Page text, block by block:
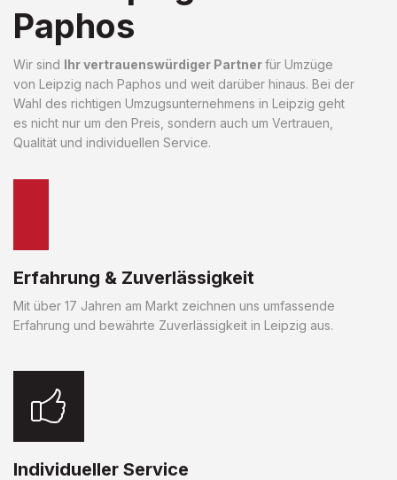
Paphos
Wir sind Ihr vertrauenswürdiger Partnerfür Umzüge
von Leipzig nach Paphos und weit darüber hinaus. Bei der
Wahl des richtigen Umzugsunternehmens in Leipzig geht
es nicht nur um den Preis, sondern auch um Vertrauen,
Qualität und individuellen Service.
Erfahrung & Zuverlässigkeit
Mit über 17 Jahren am Markt zeichnen uns umfassende
Erfahrung und bewährte Zuverlässigkeit in Leipzig aus.
Individueller Service